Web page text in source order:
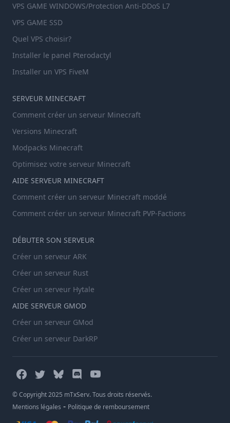
VPS GAME WINDOWS/Protection Anti-DDoS L7
VPS GAME SSD
Quel VPS choisir?
Installer le panel Pterodactyl
Installer un VPS FiveM
SERVEUR MINECRAFT
Comment créer un serveur Minecraft
Versions Minecraft
Modpacks Minecraft
Optimisez votre serveur Minecraft
AIDE SERVEUR MINECRAFT
Comment créer un serveur Minecraft moddé
Comment créer un serveur Minecraft PVP-Factions
DÉBUTER SON SERVEUR
Créer un serveur ARK
Créer un serveur Rust
Créer un serveur Hytale
AIDE SERVEUR GMOD
Créer un serveur GMod
Créer un serveur DarkRP
© Copyright 2025 mTxServ. Tous droits réservés.
Mentions légales - Politique de remboursement